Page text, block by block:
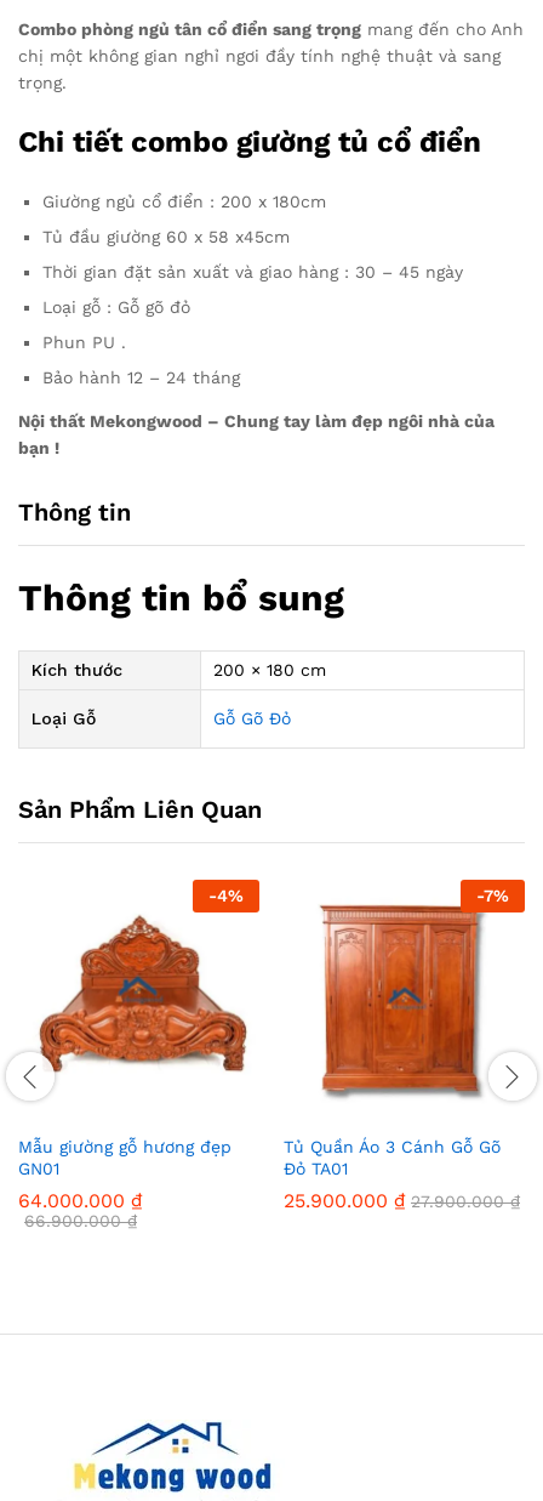
Combo phòng ngủ tân cổ điển sang trọng mang đến cho Anh
chị một không gian nghỉ ngơi đầy tính nghệ thuật và sang
trọng.
Chi tiết combo giường tủ cổ điển
Giường ngủ cổ điển : 200 x 180cm
Tủ đầu giường 60 x 58 x45cm
Thời gian đặt sản xuất và giao hàng : 30 – 45 ngày
Loại gỗ : Gỗ gõ đỏ
Phun PU .
Bảo hành 12 – 24 tháng
Nội thất Mekongwood – Chung tay làm đẹp ngôi nhà của
bạn !
Thông tin
Thông tin bổ sung
Kích thước 200 × 180 cm
Loại Gỗ Gỗ Gõ Đỏ
Sản Phẩm Liên Quan
-4%
Mẫu giường gỗ hương đẹp
GN01
64.000.000 ₫
66.900.000₫
-7%
Tủ Quần Áo 3 Cánh Gỗ Gõ
Đỏ TA01
25.900.000 ₫ 27.900.000₫